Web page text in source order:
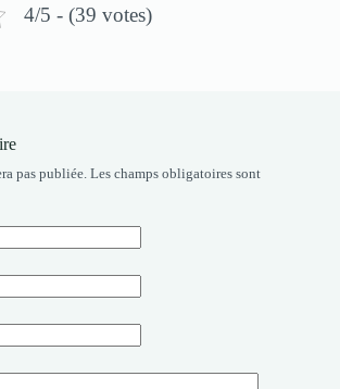
4/5 - (39 votes)
pas publiée. Les champs obligatoires sont